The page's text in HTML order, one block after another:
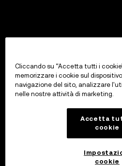
Cliccando su “Accetta tutti i
memorizzare i cookie sul
navigazione del sito, analizzare
nelle nostre attività di marketing.
Accetta
cookie
cookie